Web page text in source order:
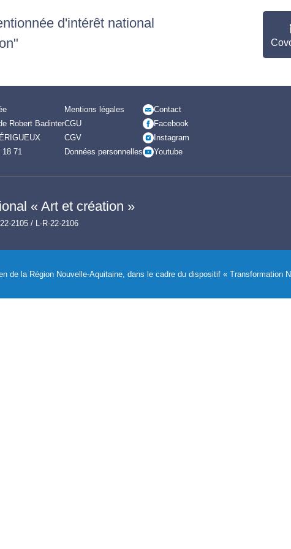
d'intérêt national
Robert Badinter
18 71
Mentions légales
CGU
CGV
Données personnelles
Contact
Facebook
Instagram
Youtube
« Art et création »
2105 / L-R-22-2106
de la Région Nouvelle-Aquitaine, dans le cadre du dispositif « Transformation